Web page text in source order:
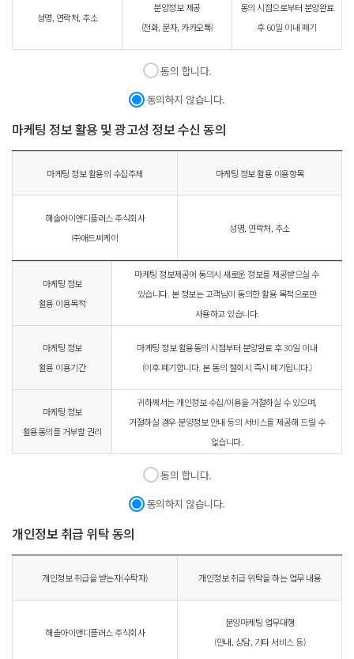
성명, 연락처, 주소
분양정보 제공
(전화, 문자, 카카오톡)
동의 시점으로부터 분양완료
후 60일 이내 폐기
동의 합니다.
동의하지 않습니다.
마케팅 정보 활용 및 광고성 정보 수신 동의
마케팅 정보 활용의 수집주체 마케팅 정보 활용 이용항목
해솔아이앤디플러스 주식회사
㈜애드씨케이
성명, 연락처, 주소
마케팅 정보
활용 이용목적
마케팅 정보제공에 동의시 새로운 정보를 제공받으실 수
있습니다. 본 정보는 고객님이 동의한 활용 목적으로만
사용하고 있습니다.
마케팅 정보
활용 이용기간
마케팅 정보 활용동의 시점부터 분양완료 후 30일 이내
(이후 폐기합니다. 본 동의 철회시 즉시 폐기됩니다.)
마케팅 정보
활용동의를 거부할 권리
귀하께서는 개인정보 수집/이용을 거절하실 수 있으며,
거절하실 경우 분양정보 안내 등의 서비스를 제공해 드릴 수
없습니다.
동의 합니다.
동의하지 않습니다.
개인정보 취급 위탁 동의
개인정보 취급을 받는자(수탁자) 개인정보 취급 위탁을 하는 업무 내용
해솔아이앤디플러스 주식회사
분양마케팅 업무대행
(안내, 상담, 기타 서비스 등)